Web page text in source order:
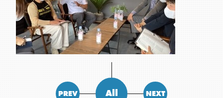
PREV All NEXT